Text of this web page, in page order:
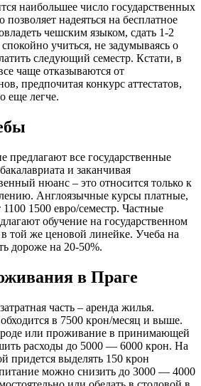
наибольшее число государственных
надеяться на бесплатное
чешским языком, сдать 1-2
учиться, не задумываясь о
следующий семестр. Кстати, в
чаще отказываются от
предпочитая конкурс аттестатов,
еще легче.
предлагают все государственные
и заканчивая
нюанс – это относится только к
Англоязычные курсы платные,
1500 евро/семестр. Частные
обучение на государственном
той же ценовой линейке. Учеба на
дороже на 20-50%.
в Праге
часть – аренда жилья.
в 7500 крон/месяц и выше.
или проживание в принимающей
расходы до 5000 — 6000 крон. На
придется выделять 150 крон
можно снизить до 3000 — 4000